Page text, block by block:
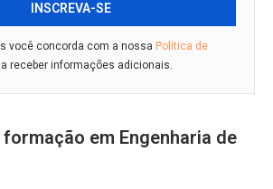
INSCREVA-SE
você concorda com a nossa Política de
receber informações adicionais.
em Engenharia de